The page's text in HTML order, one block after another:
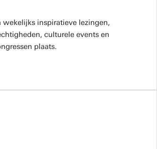
wekelijks inspiratieve lezingen,
culturele events en
plaats.